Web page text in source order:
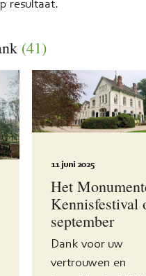
resultaat.
(41)
11 juni 2025
Het
Kennisfestival
september
Dank voor uw
vertrouwen en